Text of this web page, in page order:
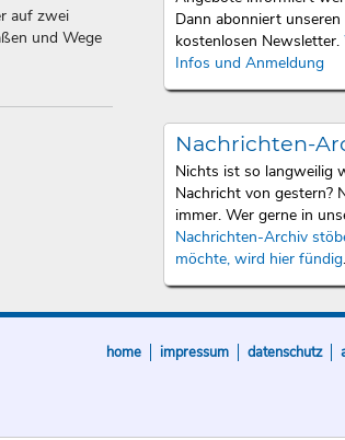
Dann abonniert unseren
kostenlosen Newsletter.
Infos und Anmeldung
Nachrichten-
Nichts ist so langweilig
Nachricht von gestern?
immer. Wer gerne in
Nachrichten-Archiv
möchte, wird hier fündig.
auf zwei
und Wege
home impressum datenschutz